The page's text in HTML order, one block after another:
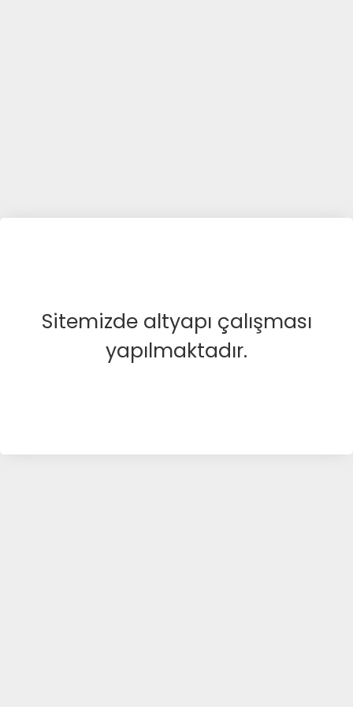
Sitemizde altyapı çalışması
yapılmaktadır.